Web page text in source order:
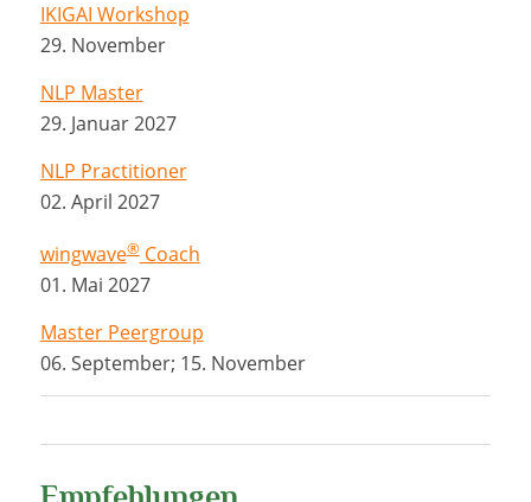
IKIGAI Workshop
29. November
NLP Master
29. Januar 2027
NLP Practitioner
02. April 2027
wingwave®Coach
01. Mai 2027
Master Peergroup
06. September; 15. November